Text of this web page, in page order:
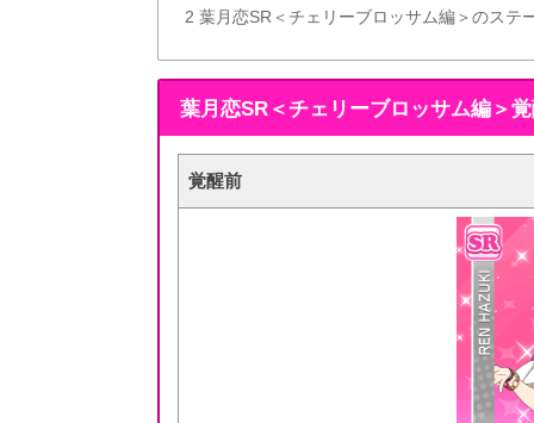
2 葉月恋SR＜チェリーブロッサム編＞のステ
葉月恋SR＜チェリーブロッサム編＞
覚醒前